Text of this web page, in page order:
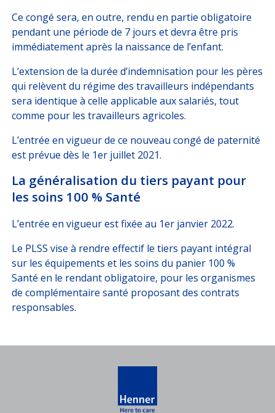
Ce congé sera, en outre, rendu en partie obligatoire
pendant une période de 7 jours et devra être pris
immédiatement après la naissance de l’enfant.
L’extension de la durée d’indemnisation pour les pères
qui relèvent du régime des travailleurs indépendants
sera identique à celle applicable aux salariés, tout
comme pour les travailleurs agricoles.
L’entrée en vigueur de ce nouveau congé de paternité
est prévue dès le 1er juillet 2021.
La généralisation du tiers payant pour
les soins 100 % Santé
L’entrée en vigueur est fixée au 1er janvier 2022.
Le PLSS vise à rendre effectif le tiers payant intégral
sur les équipements et les soins du panier 100 %
Santé en le rendant obligatoire, pour les organismes
de complémentaire santé proposant des contrats
responsables.